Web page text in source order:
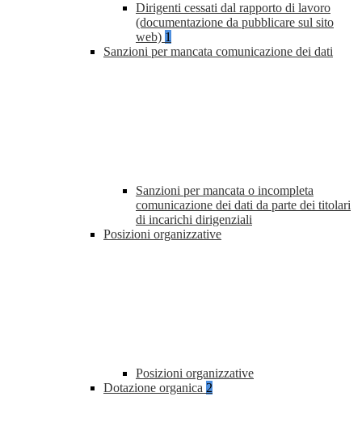
Dirigenti cessati dal rapporto di lavoro
(documentazione da pubblicare sul sito
web) 1
Sanzioni per mancata comunicazione dei dati
Sanzioni per mancata o incompleta
comunicazione dei dati da parte dei titolari
di incarichi dirigenziali
Posizioni organizzative
Posizioni organizzative
Dotazione organica 2